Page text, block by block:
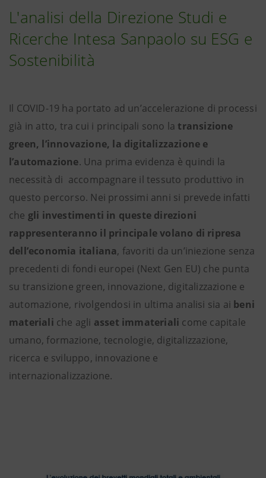
L'analisi della Direzione Studi e
Ricerche Intesa Sanpaolo su ESG e
Sostenibilità
Il COVID-19 ha portato ad un’accelerazione di processi
già in atto, tra cui i principali sono la transizione
green, l’innovazione, la digitalizzazione e
l’automazione. Una prima evidenza è quindi la
necessità di accompagnare il tessuto produttivo in
questo percorso. Nei prossimi anni si prevede infatti
che gli investimenti in queste direzioni
rappresenteranno il principale volano di ripresa
dell’economia italiana, favoriti da un’iniezione senza
precedenti di fondi europei (Next Gen EU) che punta
su transizione green, innovazione, digitalizzazione e
automazione, rivolgendosi in ultima analisi sia ai beni
materiali che agli asset immateriali come capitale
umano, formazione, tecnologie, digitalizzazione,
ricerca e sviluppo, innovazione e
internazionalizzazione.